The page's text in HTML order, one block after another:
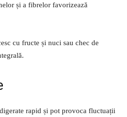
și a fibrelor favorizează
cu fructe și nuci sau chec de
rapid și pot provoca fluctuații